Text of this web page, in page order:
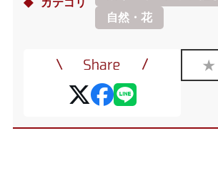
カテゴリ
自然・花